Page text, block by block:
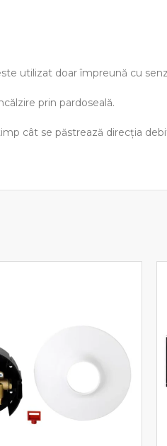
utilizat doar împreună cu
prin pardoseală.
cât se păstrează direcţia